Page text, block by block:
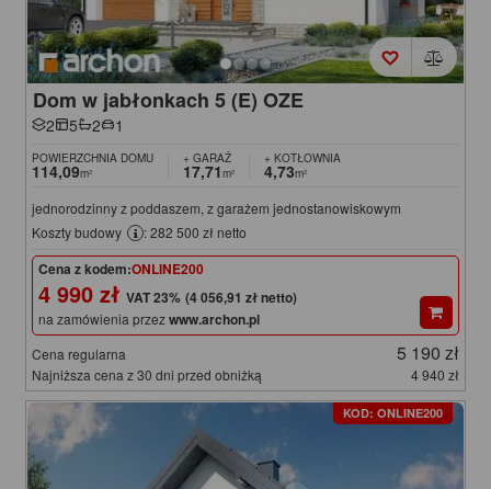
Dom w jabłonkach 5 (E) OZE
2 5 2 1
POWIERZCHNIA DOMU
114,09m²
+ GARAŻ
17,71m²
+ KOTŁOWNIA
4,73m²
jednorodzinny z poddaszem, z garażem jednostanowiskowym
Koszty budowy
: 282 500 zł netto
Cena z kodem:ONLINE200
4 990 zł (4 056,91 zł netto)
na zamówienia przezwww.archon.pl
Cena regularna 5 190 zł
Najniższa cena z 30 dni przed obniżką 4 940 zł
KOD: ONLINE200